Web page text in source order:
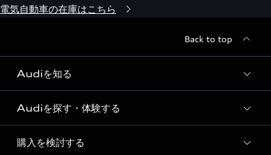
電気自動車の在庫はこちら
Back to top
Audiを知る
Audi ブランド
Story of Progress
Audiを探す・体験する
ディーラー検索
購入を検討する